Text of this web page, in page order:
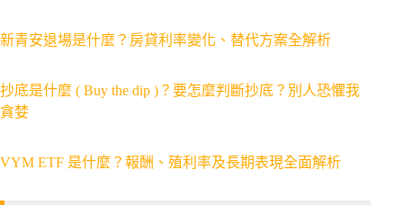
新青安退場是什麼？房貸利率變化、替代方案全解析
抄底是什麼 ( Buy the dip )？要怎麼判斷抄底？別人恐懼我
貪婪
VYM ETF 是什麼？報酬、殖利率及長期表現全面解析